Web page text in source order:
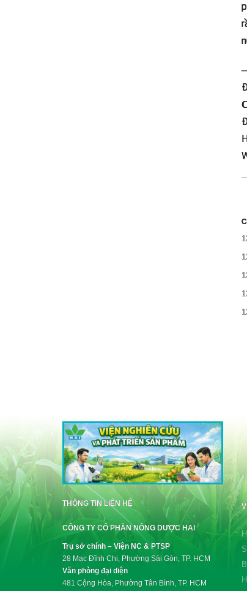
THÔNG TIN LIÊN HỆ
CÔNG TY CỔ PHẦN NÔNG DƯỢC HAI
Trụ sở chính – Viện NC & PTSP
28 Mạc Đĩnh Chi, Phường Sài Gòn, TP. HCM
Văn phòng đại diện
481 Cộng Hòa, Phường Tân Bình, TP. HCM